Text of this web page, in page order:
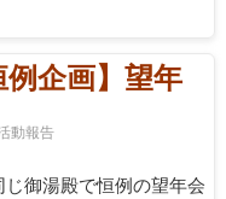
企画】望年
動報告
御湯殿で恒例の望年会